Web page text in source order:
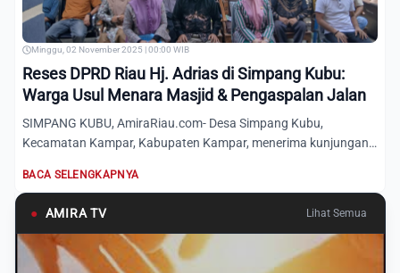
Minggu, 02 November 2025 | 00:00 WIB
Reses DPRD Riau Hj. Adrias di Simpang Kubu:
Warga Usul Menara Masjid & Pengaspalan Jalan
SIMPANG KUBU, AmiraRiau.com- Desa Simpang Kubu,
Kecamatan Kampar, Kabupaten Kampar, menerima kunjungan
BACA SELENGKAPNYA
● AMIRA TV Lihat Semua